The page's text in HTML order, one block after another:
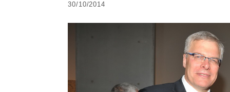
30/10/2014